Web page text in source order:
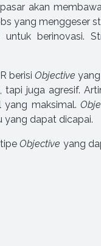
akan
yang menggeser
berinovasi.
berisiObjective
tapi juga agresif.
yang maksimal.
yang dapat dicapai.
tipeObjective yang